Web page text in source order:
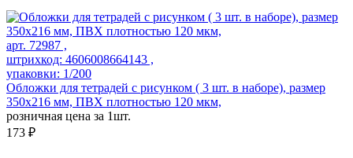
арт. 72987 ,
штрихкод: 4606008664143 ,
упаковки: 1/200
Обложки для тетрадей с рисунком ( 3 шт. в наборе), размер
350х216 мм, ПВХ плотностью 120 мкм,
розничная цена за 1шт.
173 ₽